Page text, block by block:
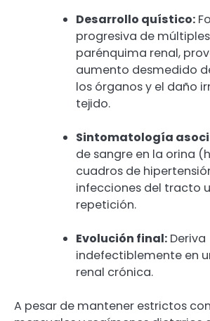
Desarrollo quístico:
progresiva de
parénquima renal,
aumento desmedido
los órganos y el daño
tejido.
Sintomatología
de sangre en la orina
cuadros de
infecciones del tracto
repetición.
Evolución final: Deriva
indefectiblemente en
renal crónica.
A pesar de mantener estrictos